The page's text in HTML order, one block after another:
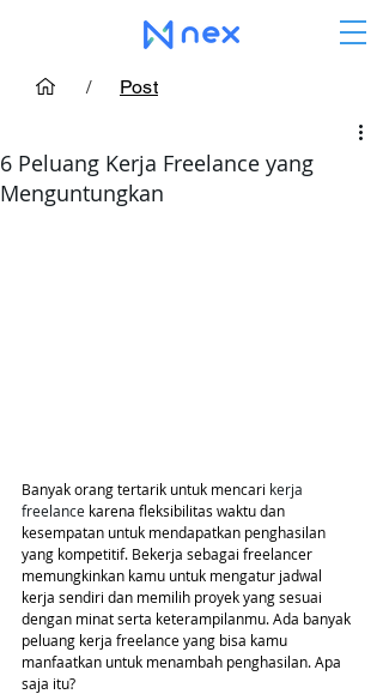
/ Post
6 Peluang Kerja Freelance yang
Menguntungkan
Banyak orang tertarik untuk mencari kerja
freelance karena fleksibilitas waktu dan
kesempatan untuk mendapatkan penghasilan
yang kompetitif. Bekerja sebagai freelancer
memungkinkan kamu untuk mengatur jadwal
kerja sendiri dan memilih proyek yang sesuai
dengan minat serta keterampilanmu. Ada banyak
peluang kerja freelance yang bisa kamu
manfaatkan untuk menambah penghasilan. Apa
saja itu?